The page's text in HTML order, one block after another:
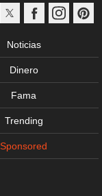
Noticias
Dinero
Fama
Trending
Sponsored